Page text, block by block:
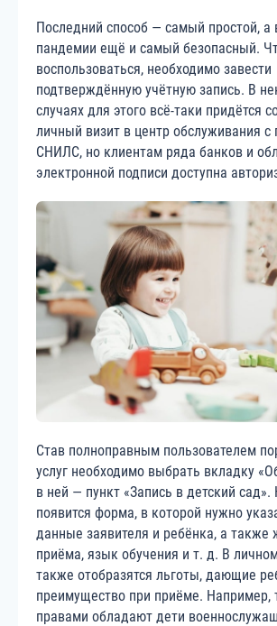
Последний способ — самый простой, а
пандемии ещё и самый безопасный.
воспользоваться, необходимо завести
подтверждённую учётную запись. В
случаях для этого всё-таки придётся
личный визит в центр обслуживания с
СНИЛС, но клиентам ряда банков и
электронной подписи доступна
Став полноправным пользователем
услуг необходимо выбрать вкладку
в ней — пункт «Запись в детский сад».
появится форма, в которой нужно
данные заявителя и ребёнка, а
приёма, язык обучения и т. д. В
также отобразятся льготы, дающие
преимущество при приёме. Например,
правами обладают дети